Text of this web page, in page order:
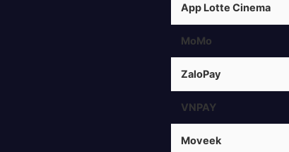
App Lotte Cinema
MoMo
ZaloPay
VNPAY
Moveek